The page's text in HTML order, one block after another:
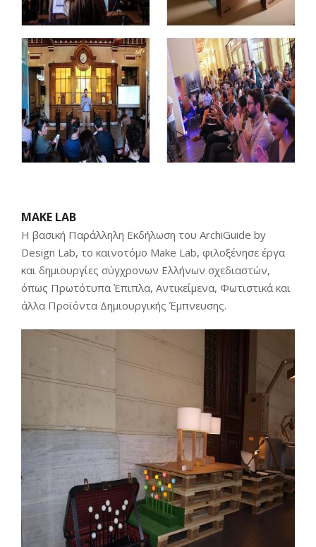
MAKE LAB
Η βασική Παράλληλη Εκδήλωση του ArchiGuide by
Design Lab, το καινοτόμο Make Lab, φιλοξένησε έργα
και δημιουργίες σύγχρονων Ελλήνων σχεδιαστών,
όπως Πρωτότυπα Έπιπλα, Αντικείμενα, Φωτιστικά και
άλλα Προϊόντα Δημιουργικής Έμπνευσης.